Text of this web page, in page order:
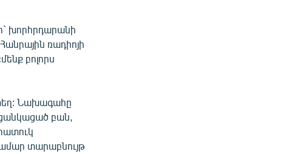
խորհրդարանի
ռադիոյի
բոլորս
Նախագահը
բան,
տարաբնույթ